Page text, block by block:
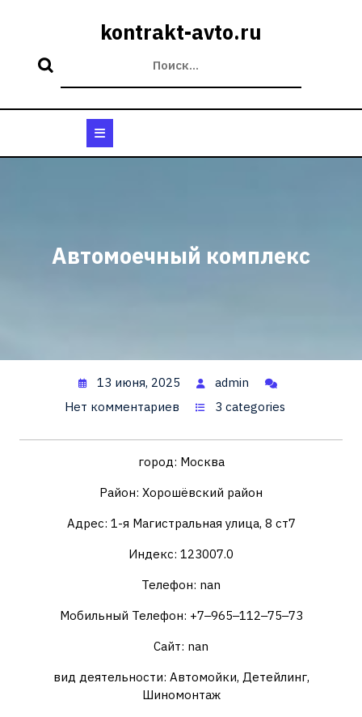
kontrakt-avto.ru
Автомоечный комплекс
13 июня, 2025
admin
Нет комментариев
3 categories
город: Москва
Район: Хорошёвский район
Адрес: 1-я Магистральная улица, 8 ст7
Индекс: 123007.0
Телефон: nan
Мобильный Телефон: +7‒965‒112‒75‒73
Сайт: nan
вид деятельности: Автомойки, Детейлинг,
Шиномонтаж